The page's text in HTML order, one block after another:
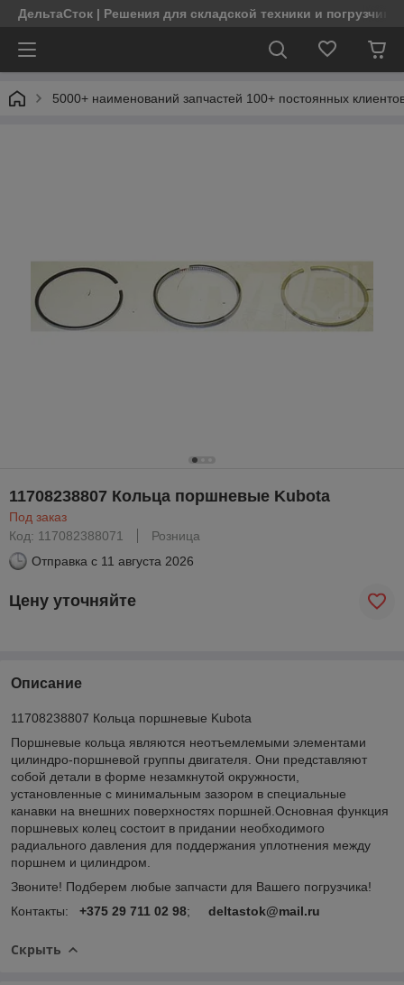
ДельтаСток | Решения для складской техники и
5000+ наименований запчастей 100+ постоянных
11708238807 Кольца поршневые Kubota
Под заказ
Код: 117082388071
Розница
Отправка с 11 августа 2026
Цену уточняйте
Описание
11708238807 Кольца поршневые Kubota
Поршневые кольца являются неотъемлемыми элементами
цилиндро-поршневой группы двигателя. Они представляют
собой детали в форме незамкнутой окружности,
установленные с минимальным зазором в специальные
канавки на внешних поверхностях поршней.Основная функция
поршневых колец состоит в придании необходимого
радиального давления для поддержания уплотнения между
поршнем и цилиндром.
Звоните! Подберем любые запчасти для Вашего погрузчика!
Контакты: +375 29 711 02 98; deltastok@mail.ru
Скрыть